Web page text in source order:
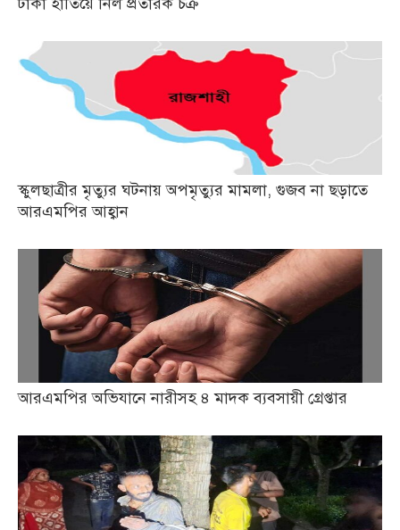
স্কুলছাত্রীর মৃত্যুর ঘটনায় অপমৃত্যুর মামলা, গুজব না ছড়াতে
আরএমপির আহ্বান
আরএমপির অভিযানে নারীসহ ৪ মাদক ব্যবসায়ী গ্রেপ্তার